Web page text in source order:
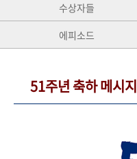
수상자들
에피소드
51주년 축하 메시지